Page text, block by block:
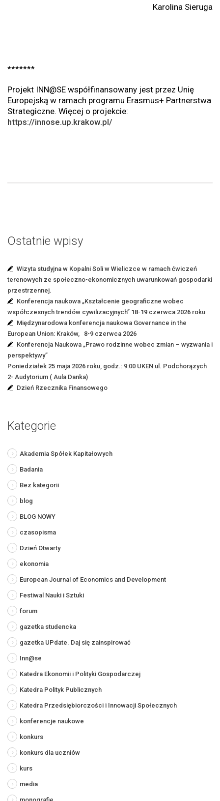
Karolina Sieruga
*******
Projekt INN@SE współfinansowany jest przez Unię
Europejską w ramach programu Erasmus+ Partnerstwa
Strategiczne. Więcej o projekcie:
https://innose.up.krakow.pl/
Ostatnie wpisy
Wizyta studyjna w Kopalni Soli w Wieliczce w ramach ćwiczeń
terenowych ze społeczno-ekonomicznych uwarunkowań gospodarki
przestrzennej.
Konferencja naukowa „Kształcenie geograficzne wobec
współczesnych trendów cywilizacyjnych” 18-19 czerwca 2026 roku
Międzynarodowa konferencja naukowa Governance in the
European Union: Kraków, 8-9 czerwca 2026
Konferencja Naukowa „Prawo rodzinne wobec zmian – wyzwania i
perspektywy”
Poniedziałek 25 maja 2026 roku, godz.: 9:00 UKEN ul. Podchorązych
2- Audytorium ( Aula Danka)
Dzień Rzecznika Finansowego
Kategorie
Akademia Spółek Kapitałowych
Badania
Bez kategorii
blog
BLOG NOWY
czasopisma
Dzień Otwarty
ekonomia
European Journal of Economics and Development
Festiwal Nauki i Sztuki
forum
gazetka studencka
gazetka UPdate. Daj się zainspirować
Inn@se
Katedra Ekonomii i Polityki Gospodarczej
Katedra Polityk Publicznych
Katedra Przedsiębiorczości i Innowacji Społecznych
konferencje naukowe
konkurs
konkurs dla uczniów
kurs
media